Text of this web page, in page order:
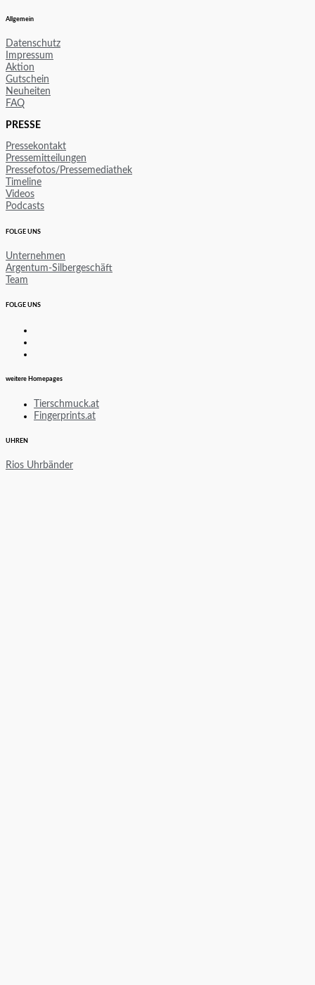
Allgemein
Datenschutz
Impressum
Aktion
Gutschein
Neuheiten
FAQ
PRESSE
Pressekontakt
Pressemitteilungen
Pressefotos/Pressemediathek
Timeline
Videos
Podcasts
FOLGE UNS
Unternehmen
Argentum-Silbergeschäft
Team
FOLGE UNS
weitere Homepages
Tierschmuck.at
Fingerprints.at
UHREN
Rios Uhrbänder